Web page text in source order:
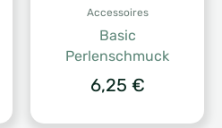
Accessoires
Basic
Perlenschmuck
6,25 €